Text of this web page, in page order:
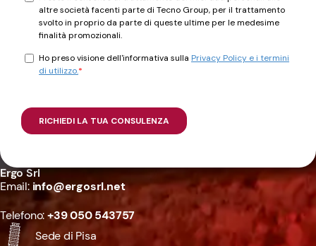
Ergo Srl
Email: info@ergosrl.net
Telefono:+39 050 543757
Sede di Pisa